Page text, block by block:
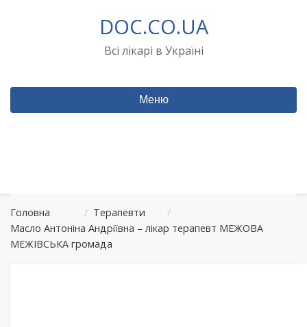
DOC.CO.UA
Всі лікарі в Україні
Меню
Головна / Терапевти
/
Масло Антоніна Андріївна – лікар терапевт МЕЖОВА
МЕЖІВСЬКА громада